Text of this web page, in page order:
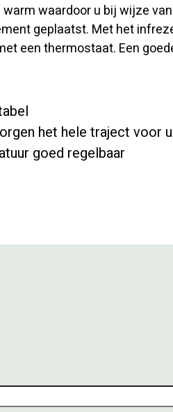
waardoor u bij wijze
geplaatst. Met het
een thermostaat. Een
het hele traject voor u
goed regelbaar